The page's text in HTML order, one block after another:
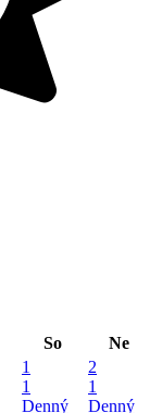
So
Ne
1
1
Denný
2
1
Denný